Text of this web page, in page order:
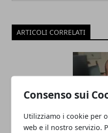
Consenso sui
Utilizziamo i cookie per
web e il nostro servizio.
ARTICOLI CORRELATI